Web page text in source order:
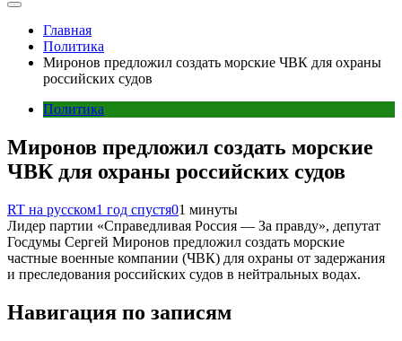
Главная
Политика
Миронов предложил создать морские ЧВК для охраны
российских судов
Политика
Миронов предложил создать морские
ЧВК для охраны российских судов
RT на русском1 год спустя01 минуты
Лидер партии «Справедливая Россия — За правду», депутат
Госдумы Сергей Миронов предложил создать морские
частные военные компании (ЧВК) для охраны от задержания
и преследования российских судов в нейтральных водах.
Навигация по записям